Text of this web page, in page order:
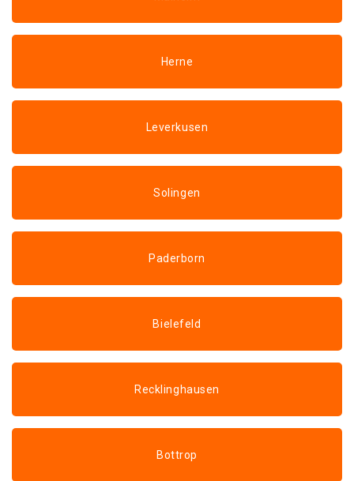
Herne
Leverkusen
Solingen
Paderborn
Bielefeld
Recklinghausen
Bottrop